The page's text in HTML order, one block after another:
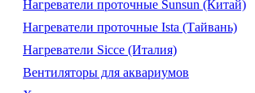
Нагреватели проточные Sunsun (Китай)
Нагреватели проточные Ista (Тайвань)
Нагреватели Sicce (Италия)
Вентиляторы для аквариумов